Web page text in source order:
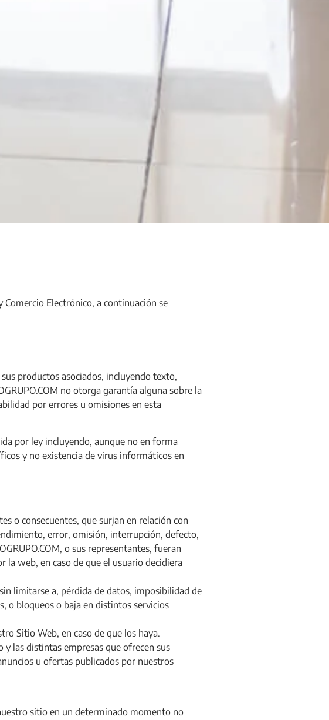
Electrónico, a continuación se
productos asociados, incluyendo texto,
no otorga garantía alguna sobre la
por errores u omisiones en esta
por ley incluyendo, aunque no en forma
y no existencia de virus informáticos en
o consecuentes, que surjan en relación con
error, omisión, interrupción, defecto,
o sus representantes, fueran
web, en caso de que el usuario decidiera
limitarse a, pérdida de datos, imposibilidad de
o bloqueos o baja en distintos servicios
Sitio Web, en caso de que los haya.
y las distintas empresas que ofrecen sus
u ofertas publicados por nuestros
sitio en un determinado momento no